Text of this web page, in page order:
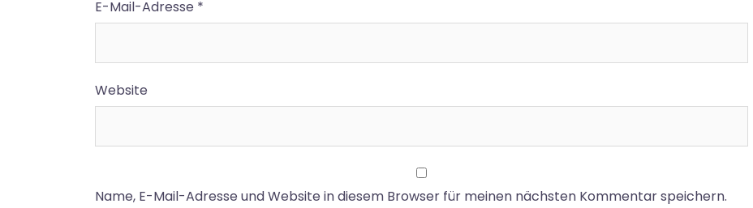
E-Mail-Adresse *
Website
Name, E-Mail-Adresse und Website in diesem Browser für meinen nächsten Kommentar speichern.